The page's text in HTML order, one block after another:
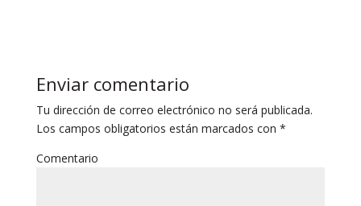
Enviar comentario
Tu dirección de correo electrónico no será publicada.
Los campos obligatorios están marcados con *
Comentario